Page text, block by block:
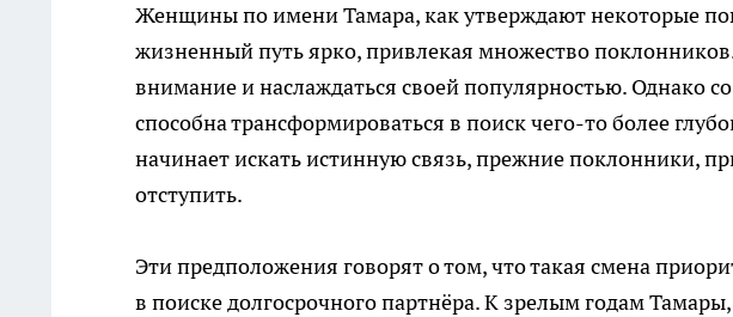
Женщины по имени Тамара, как утверждают некоторые
жизненный путь ярко, привлекая множество
внимание и наслаждаться своей популярностью. Однако
способна трансформироваться в поиск чего-то более
начинает искать истинную связь, прежние поклонники,
отступить.
Эти предположения говорят о том, что такая смена
в поиске долгосрочного партнёра. К зрелым годам